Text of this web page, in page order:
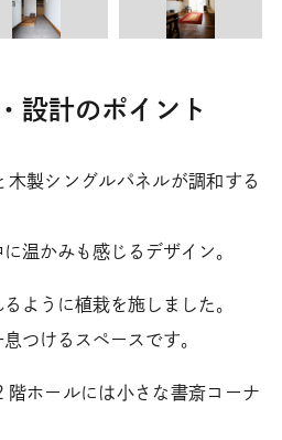
設計のポイント
木製シングルパネルが調和する
温かみも感じるデザイン。
ように植栽を施しました。
つけるスペースです。
階ホールには小さな書斎コーナ